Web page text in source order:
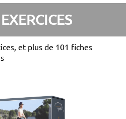
et plus de 101 fiches